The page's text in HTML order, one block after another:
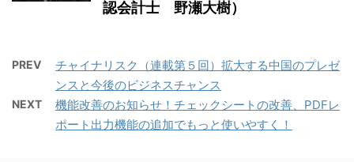
認会計士 野瀬大樹）
PREV
チャイナリスク（連載第５回）拡大する中国のプレゼ
ンスと今後のビジネスチャンス
NEXT
機能改善のお知らせ！チェックシートの改善、PDFレ
ポート出力機能の追加でもっと使いやすく！